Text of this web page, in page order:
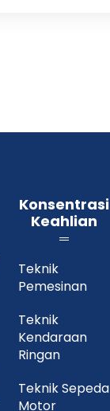
Konsentrasi
Keahlian
Teknik
Pemesinan
Teknik
Kendaraan
Ringan
Teknik Sepeda
Motor